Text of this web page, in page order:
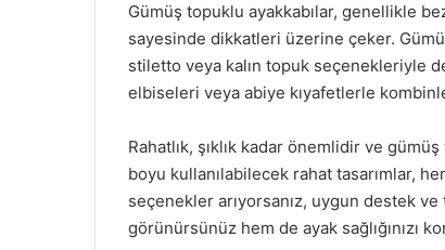
Gümüş topuklu ayakkabılar, genellikle
sayesinde dikkatleri üzerine çeker.
stiletto veya kalın topuk seçenekleriyle
elbiseleri veya abiye kıyafetlerle
Rahatlık, şıklık kadar önemlidir ve
boyu kullanılabilecek rahat tasarımlar,
seçenekler arıyorsanız, uygun destek
görünürsünüz hem de ayak sağlığınızı